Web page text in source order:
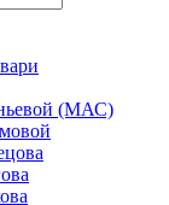
(МАС)